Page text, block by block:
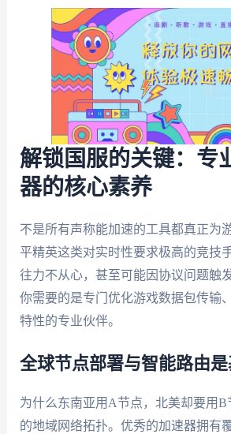
解锁国服的关键：专
器的核心素养
不是所有声称能加速的工具都真正为
平精英这类对实时性要求极高的竞技
往力不从心，甚至可能因协议问题触
你需要的是专门优化游戏数据包传输
特性的专业伙伴。
全球节点部署与智能路由是
为什么东南亚用A节点，北美却要用B
的地域网络拓扑。优秀的加速器拥有